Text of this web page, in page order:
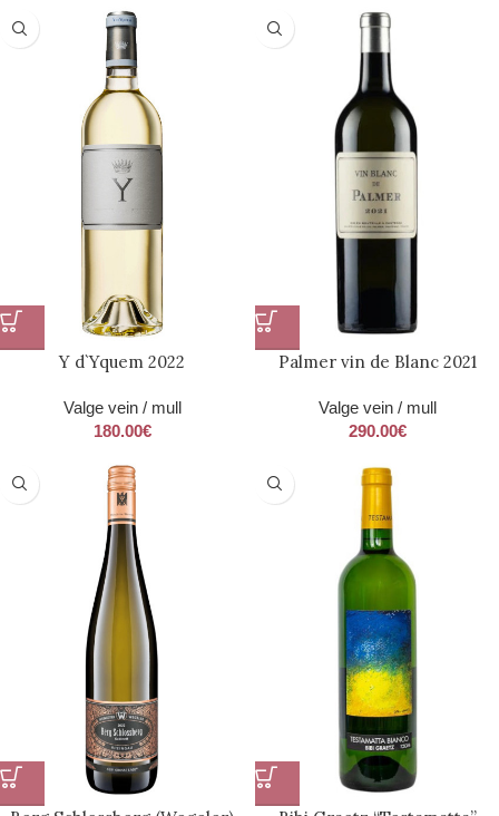
Y d`Yquem 2022
Valge vein / mull
180.00€
Palmer vin de Blanc 2021
Valge vein / mull
290.00€